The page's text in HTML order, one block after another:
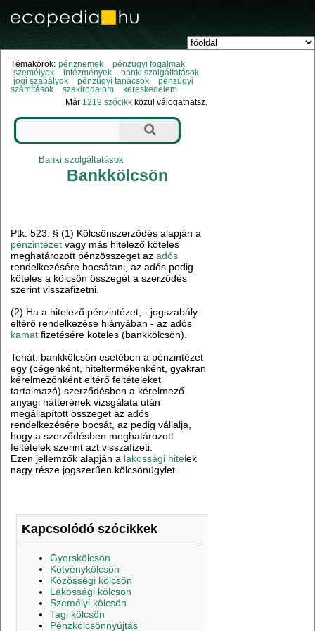
Témakörök: pénznemek
pénzügyi fogalmak
személyek
intézmények
banki szolgáltatások
jogi szabályok
pénzügyi tanácsok
pénzügyi
számítások
szakirodalom
kereskedelem
Már 1219 szócikk közül válogathatsz.
Banki szolgáltatások
Bankkölcsön
Ptk. 523. § (1) Kölcsönszerződés alapján a
pénzintézet vagy más hitelező köteles
meghatározott pénzösszeget azadós
rendelkezésére bocsátani, az adós pedig
köteles a kölcsön összegét a szerződés
szerint visszafizetni.
(2) Ha a hitelező pénzintézet, - jogszabály
eltérő rendelkezése hiányában - az adós
kamat fizetésére köteles (bankkölcsön).
Tehát: bankkölcsön esetében a pénzintézet
egy (cégenként, hiteltermékenként, gyakran
kérelmezőnként eltérő feltételeket
tartalmazó) szerződésben a kérelmező
anyagi hátterének vizsgálata után
megállapított összeget az adós
rendelkezésére bocsát, az pedig vállalja,
hogy a szerződésben meghatározott
feltételek szerint azt visszafizeti.
Ezen jellemzők alapján a lakossági hitelek
nagy része jogszerűen kölcsönügylet.
Kapcsolódó szócikkek
Gyorskölcsön
Kötvénykölcsön
Közösségi kölcsön
Lakossági kölcsön
Személyi kölcsön
Tagi kölcsön
Pénzkölcsönnyújtás